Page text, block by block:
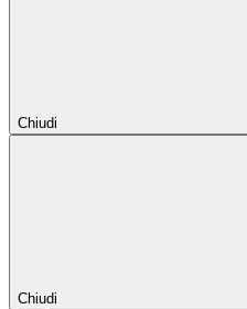
Chiudi
Chiudi